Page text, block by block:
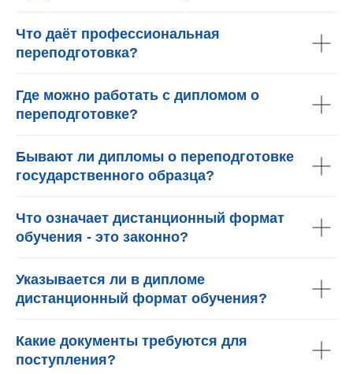
Что даёт профессиональная
переподготовка?
Где можно работать с дипломом о
переподготовке?
Бывают ли дипломы о переподготовке
государственного образца?
Что означает дистанционный формат
обучения - это законно?
Указывается ли в дипломе
дистанционный формат обучения?
Какие документы требуются для
поступления?